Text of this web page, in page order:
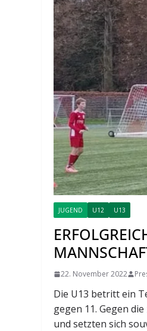
JUGEND U12 U13
22. November 2022
Die U13 betritt ein
gegen 11. Gegen
und setzten sich